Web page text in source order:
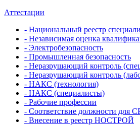
Аттестации
- Национальный реестр
- Независимая оценка
- Электробезопасность
- Промышленная безопасность
- Неразрушающий контроль
- Неразрушающий контроль
- НАКС (технология)
- НАКС (специалисты)
- Рабочие профессии
- Соответствие должности для
- Внесение в реестр НОСТРОЙ